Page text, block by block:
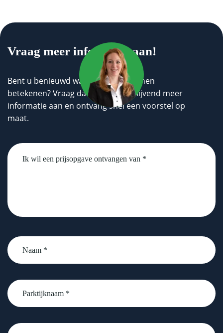
Vraag meer informatie aan!
Bent u benieuwd wat wij voor u kunnen
betekenen? Vraag dan geheel vrijblijvend meer
informatie aan en ontvang snel een voorstel op
maat.
Untitled
Naam
*
Parktijknaam
*
email